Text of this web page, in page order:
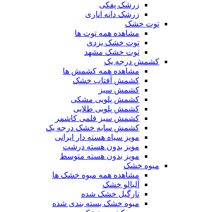
زرشک پفکی
زرشک دانه اناری
توت خشک
مشاهده همه توت ها
توت خشک یزدی
توت خشک مشهد
کشمش درجه یک
مشاهده همه کشمش ها
کشمش آفتاب خشک
کشمش سبز
کشمش پلویی مشکی
کشمش پلویی طلایی
کشمش سبز قلمی کاشمر
کشمش سایه خشک درجه یک
مویز سیاه هسته دار ایرانی
مویز بدون هسته درشت
مویز بدون هسته متوسط
میوه خشک
مشاهده همه میوه خشک ها
آلبالو خشک
نارگیل خشک شده
میوه خشک بسته بندی شده